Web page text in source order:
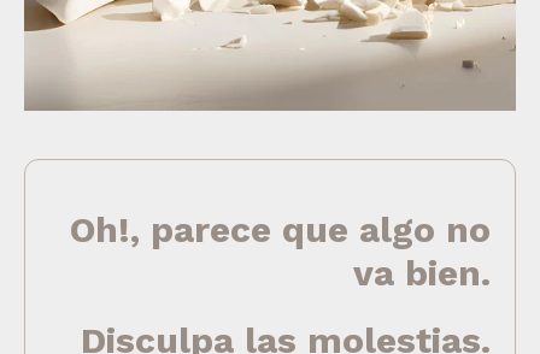
Oh!, parece que algo no
va bien.
Disculpa las molestias.